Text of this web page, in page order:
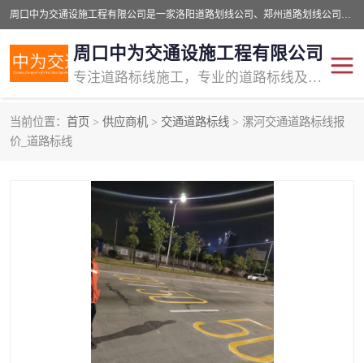
周口中为交通设施工程有限公司是一家洛阳道路划线公司、郑州道路划线公司、平顶山道路车位划线公司、开封车位划线公司、许昌道路车位划线公司、漯河道路车位划线公司，公司始终坚持“诚信、匠心、专注”的宗旨；我们的经营理念是：的服务。
周口中为交通设施工程有限公司
专注道路标线施工，专业的道路标线及交通设施施工服务商!
当前位置： 首页 > 供应商机 > 交通道路标线 > 漯河交通道路标线报
价_道路标线
交通道路标线
道路标线划线 马路标线
道路划线